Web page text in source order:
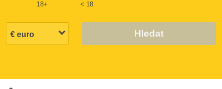
18+ < 18
Hledat